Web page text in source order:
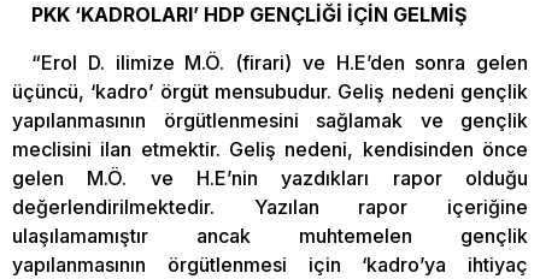
PKK ‘KADROLARI’ HDP GENÇLİĞİ İÇİN GELMİŞ
“Erol D. ilimize M.Ö. (firari) ve H.E’den sonra gelen
üçüncü, ‘kadro’ örgüt mensubudur. Geliş nedeni gençlik
yapılanmasının örgütlenmesini sağlamak ve gençlik
meclisini ilan etmektir. Geliş nedeni, kendisinden önce
gelen M.Ö. ve H.E’nin yazdıkları rapor olduğu
değerlendirilmektedir. Yazılan rapor içeriğine
ulaşılamamıştır ancak muhtemelen gençlik
yapılanmasının örgütlenmesi için ‘kadro’ya ihtiyaç